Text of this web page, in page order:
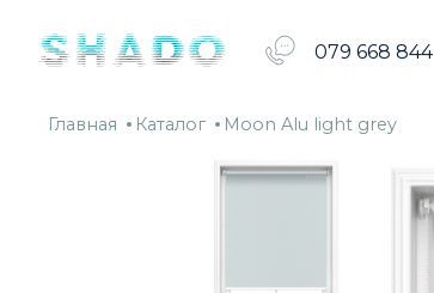
079 668 844
Главная Главная
КаталогКаталог
Moon
Moon Alu light grey